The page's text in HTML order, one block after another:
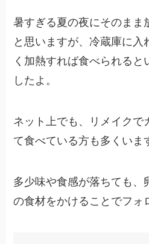
暑すぎる夏の夜にそのまま
と思いますが、冷蔵庫に入
く加熱すれば食べられると
したよ。
ネット上でも、リメイクで
て食べている方も多くいま
多少味や食感が落ちても、
の食材をかけることでフォ